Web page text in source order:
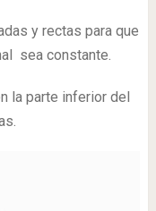
y rectas para que
sea constante.
la parte inferior del